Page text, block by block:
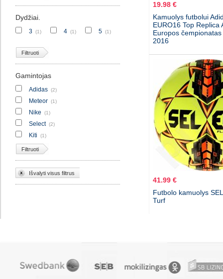
Dydžiai.
3 (1) 4 (1) 5 (1)
Filtruoti
Gamintojas
Adidas (2)
Meteor (1)
Nike (1)
Select (2)
Kiti (1)
Filtruoti
Išvalyti visus filtrus
19.98 €
Kamuolys futbolui
EURO16 Top Replica
Europos
2016
41.99 €
Futbolo kamuolys
Turf